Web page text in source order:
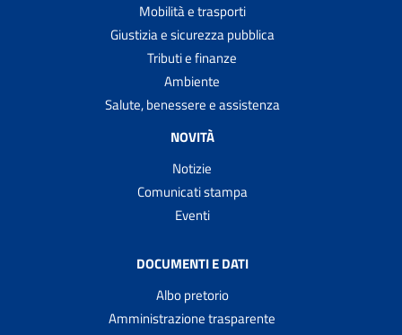
Mobilità e trasporti
Giustizia e sicurezza pubblica
Tributi e finanze
Ambiente
Salute, benessere e assistenza
NOVITÀ
Notizie
Comunicati stampa
Eventi
DOCUMENTI E DATI
Albo pretorio
Amministrazione trasparente